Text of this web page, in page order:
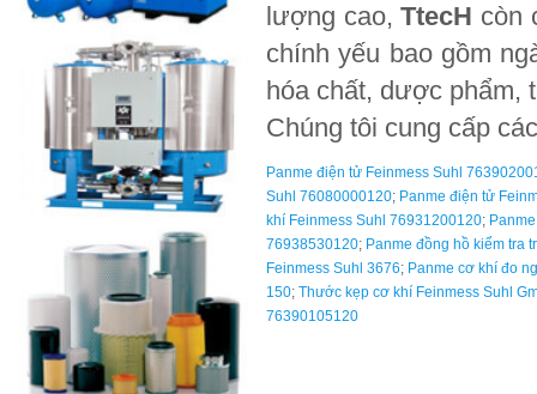
lượng cao,TtecH còn
chính yếu bao gồm
hóa chất, dược phẩm,
Chúng tôi cung cấp
Panme điện tử Feinmess Suhl
Suhl 76080000120; Panme điện tử
khí Feinmess Suhl 76931200120;
76938530120; Panme đồng hồ kiểm tra
Feinmess Suhl 3676; Panme cơ khí đo
150; Thước kẹp cơ khí Feinmess Suhl
76390105120